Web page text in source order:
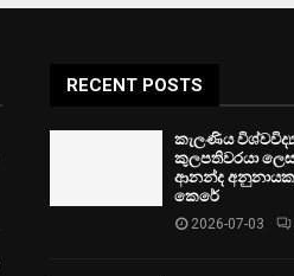
RECENT POSTS
කැලණිය
කුලපතිවරයා
ආනන්ද
කෙරේ
2026-07-03